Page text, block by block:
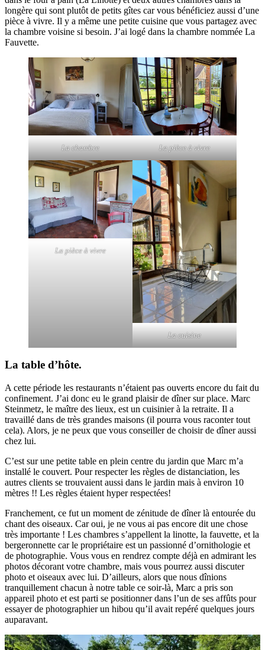
longère qui sont plutôt de petits gîtes car vous bénéficiez aussi d’une
pièce à vivre. Il y a même une petite cuisine que vous partagez avec
la chambre voisine si besoin. J’ai logé dans la chambre nommée La
Fauvette.
La chambre La pièce à vivre
La pièce à vivre
La cuisine
La table d’hôte.
A cette période les restaurants n’étaient pas ouverts encore du fait du
confinement. J’ai donc eu le grand plaisir de dîner sur place. Marc
Steinmetz, le maître des lieux, est un cuisinier à la retraite. Il a
travaillé dans de très grandes maisons (il pourra vous raconter tout
cela). Alors, je ne peux que vous conseiller de choisir de dîner aussi
chez lui.
C’est sur une petite table en plein centre du jardin que Marc m’a
installé le couvert. Pour respecter les règles de distanciation, les
autres clients se trouvaient aussi dans le jardin mais à environ 10
mètres !! Les règles étaient hyper respectées!
Franchement, ce fut un moment de zénitude de dîner là entourée du
chant des oiseaux. Car oui, je ne vous ai pas encore dit une chose
très importante ! Les chambres s’appellent la linotte, la fauvette, et la
bergeronnette car le propriétaire est un passionné d’ornithologie et
de photographie. Vous vous en rendrez compte déjà en admirant les
photos décorant votre chambre, mais vous pourrez aussi discuter
photo et oiseaux avec lui. D’ailleurs, alors que nous dînions
tranquillement chacun à notre table ce soir-là, Marc a pris son
appareil photo et est parti se positionner dans l’un de ses affûts pour
essayer de photographier un hibou qu’il avait repéré quelques jours
auparavant.